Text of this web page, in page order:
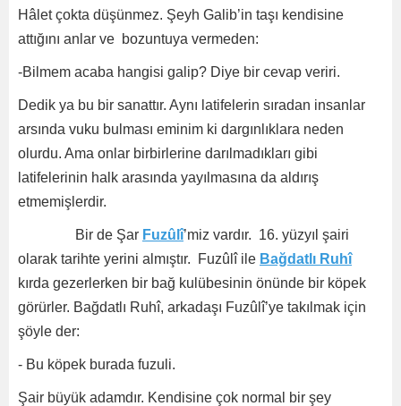
Hâlet çokta düşünmez. Şeyh Galib’in taşı kendisine
attığını anlar ve bozuntuya vermeden:
-Bilmem acaba hangisi galip? Diye bir cevap veriri.
Dedik ya bu bir sanattır. Aynı latifelerin sıradan insanlar
arsında vuku bulması eminim ki dargınlıklara neden
olurdu. Ama onlar birbirlerine darılmadıkları gibi
latifelerinin halk arasında yayılmasına da aldırış
etmemişlerdir.
Bir de Şar Fuzûlî’miz vardır. 16. yüzyıl şairi
olarak tarihte yerini almıştır. Fuzûlî ile Bağdatlı Ruhî
kırda gezerlerken bir bağ kulübesinin önünde bir köpek
görürler. Bağdatlı Ruhî, arkadaşı Fuzûlî’ye takılmak için
şöyle der:
- Bu köpek burada fuzuli.
Şair büyük adamdır. Kendisine çok normal bir şey